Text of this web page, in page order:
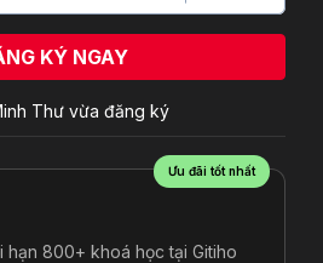
KÝ NGAY
Thư vừa đăng ký
Ưu đãi tốt nhất
800+ khoá học tại Gitiho